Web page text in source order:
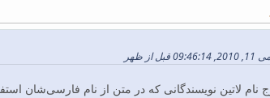
نام لاتین نویسندگانی که در متن از نام فارسی‌شان